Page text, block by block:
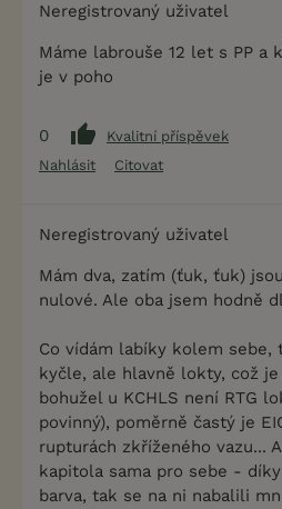
Neregistrovaný uživatel
Máme labrouše 12 let s PP a
je v poho
0
Kvalitní příspěvek
Nahlásit
Citovat
Neregistrovaný uživatel
Mám dva, zatím (ťuk, ťuk)
nulové. Ale oba jsem hodně
Co vídám labíky kolem sebe,
kyčle, ale hlavně lokty, což
bohužel u KCHLS není RTG
povinný), poměrně častý je
rupturách zkříženého vazu...
kapitola sama pro sebe -
barva, tak se na ni nabalili